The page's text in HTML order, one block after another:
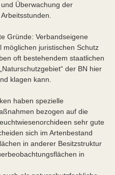
Überwachung der
Gründe: Verbandseigene
juristischen Schutz
oft bestehendem staatlichen
der BN hier
klagen kann.
haben spezielle
bezogen auf die
sehr gute
sich im Artenbestand
in anderer Besitzstruktur
in